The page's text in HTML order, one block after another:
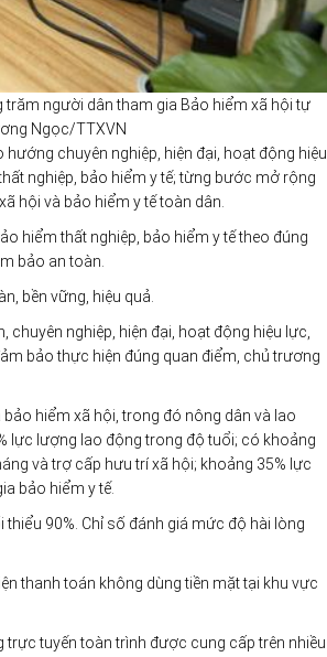
trăm người dân tham gia Bảo hiểm xã hội tự
Ngọc/TTXVN
chuyên nghiệp, hiện đại, hoạt động hiệu
nghiệp, bảo hiểm y tế; từng bước mở rộng
hội và bảo hiểm y tế toàn dân.
hiểm thất nghiệp, bảo hiểm y tế theo đúng
bảo an toàn.
bền vững, hiệu quả.
nghiệp, hiện đại, hoạt động hiệu lực,
bảo thực hiện đúng quan điểm, chủ trương
hiểm xã hội, trong đó nông dân và lao
lực lượng lao động trong độ tuổi; có khoảng
và trợ cấp hưu trí xã hội; khoảng 35% lực
bảo hiểm y tế.
90%. Chỉ số đánh giá mức độ hài lòng
thanh toán không dùng tiền mặt tại khu vực
tuyến toàn trình được cung cấp trên nhiều